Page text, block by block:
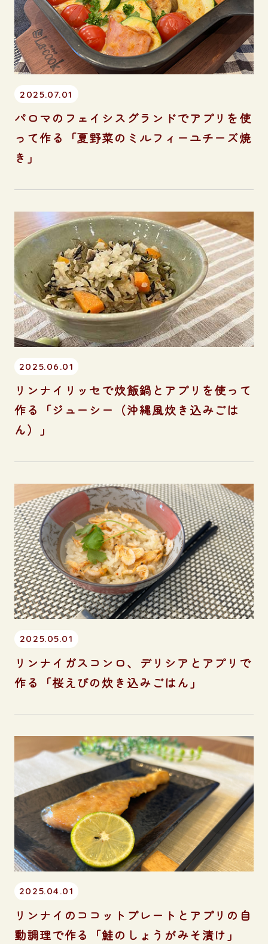
2025.07.01
パロマのフェイシスグランドでアプリを使
って作る「夏野菜のミルフィーユチーズ焼
き」
2025.06.01
リンナイリッセで炊飯鍋とアプリを使って
作る「ジューシー（沖縄風炊き込みごは
ん）」
2025.05.01
リンナイガスコンロ、デリシアとアプリで
作る「桜えびの炊き込みごはん」
2025.04.01
リンナイのココットプレートとアプリの自
動調理で作る「鮭のしょうがみそ漬け」